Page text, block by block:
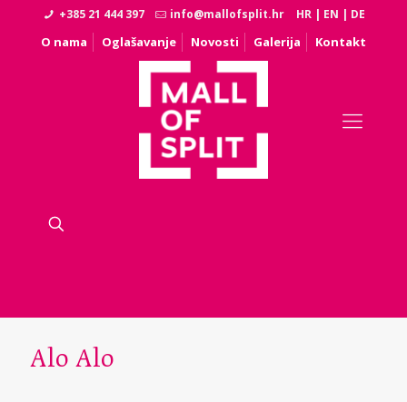
+385 21 444 397 info@mallofsplit.hr HR | EN | DE
O nama Oglašavanje Novosti Galerija Kontakt
Alo Alo